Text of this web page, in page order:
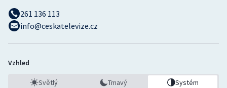
261 136 113
info@ceskatelevize.cz
Vzhled
Světlý Tmavý Systém